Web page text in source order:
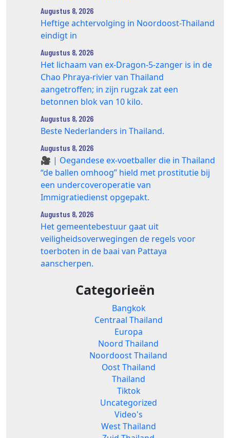
Augustus 8, 2026
Heftige achtervolging in Noordoost-Thailand
eindigt in
Augustus 8, 2026
Het lichaam van ex-Dragon‑5‑zanger is in de
Chao Phraya‑rivier van Thailand
aangetroffen; in zijn rugzak zat een
betonnen blok van 10 kilo.
Augustus 8, 2026
Beste Nederlanders in Thailand.
Augustus 8, 2026
🎥 | Oegandese ex-voetballer die in Thailand
“de ballen omhoog” hield met prostitutie bij
een undercoveroperatie van
Immigratiedienst opgepakt.
Augustus 8, 2026
Het gemeentebestuur gaat uit
veiligheidsoverwegingen de regels voor
toerboten in de baai van Pattaya
aanscherpen.
Categorieën
Bangkok
Centraal Thailand
Europa
Noord Thailand
Noordoost Thailand
Oost Thailand
Thailand
Tiktok
Uncategorized
Video's
West Thailand